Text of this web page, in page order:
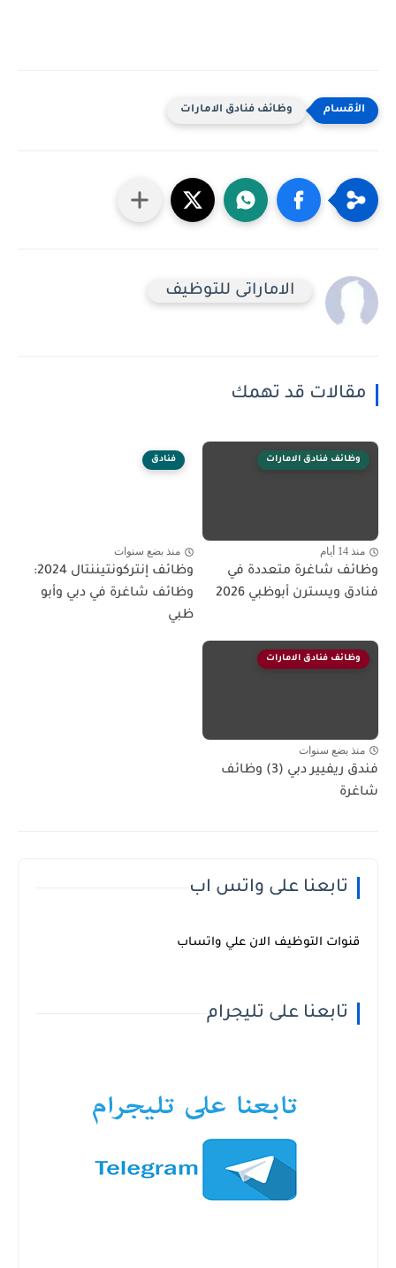
وظائف فنادق الامارات
الاماراتى للتوظيف
مقالات قد تهمك
وظائف فنادق الامارات
منذ 14 أيام
وظائف شاغرة متعددة في
فنادق ويسترن أبوظبي 2026
فنادق
منذ بضع سنوات
وظائف إنتركونتيننتال 2024:
وظائف شاغرة في دبي وأبو
ظبي
وظائف فنادق الامارات
منذ بضع سنوات
فندق ريفيير دبي (3) وظائف
شاغرة
تابعنا على واتس اب
قنوات التوظيف الان علي واتساب
تابعنا على تليجرام